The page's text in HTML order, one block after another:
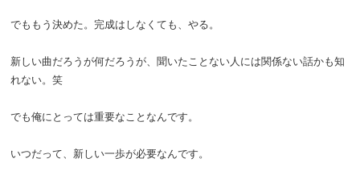
でももう決めた。完成はしなくても、やる。
新しい曲だろうが何だろうが、聞いたことない人には関係ない話かも知
れない。笑
でも俺にとっては重要なことなんです。
いつだって、新しい一歩が必要なんです。